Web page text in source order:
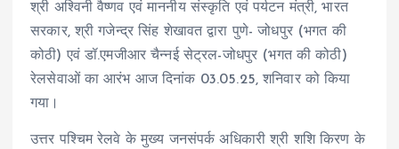
श्री अश्विनी वैष्णव एवं माननीय संस्कृति एवं पर्यटन मंत्री, भारत
सरकार, श्री गजेन्द्र सिंह शेखावत द्वारा पुणे- जोधपुर (भगत की
कोठी) एवं डॉ.एमजीआर चैन्नई सेट्रल-जोधपुर (भगत की कोठी)
रेलसेवाओं का आरंभ आज दिनांक 03.05.25, शनिवार को किया
गया।
उत्तर पश्चिम रेलवे के मुख्य जनसंपर्क अधिकारी श्री शशि किरण के